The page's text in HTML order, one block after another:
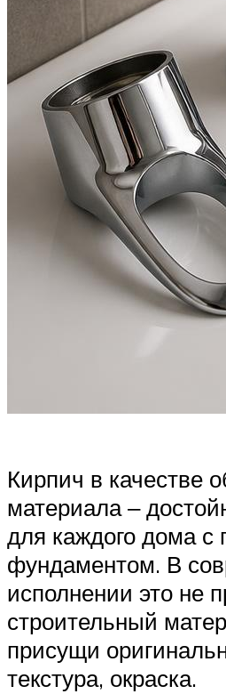
Кирпич в качестве
материала ‒
для каждого дома с
фундаментом. В
исполнении это не
строительный
присущи
текстура, окраска.